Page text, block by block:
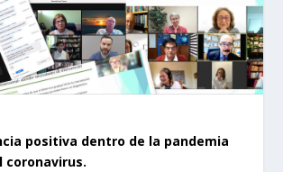
positiva dentro de la pandemia
coronavirus.